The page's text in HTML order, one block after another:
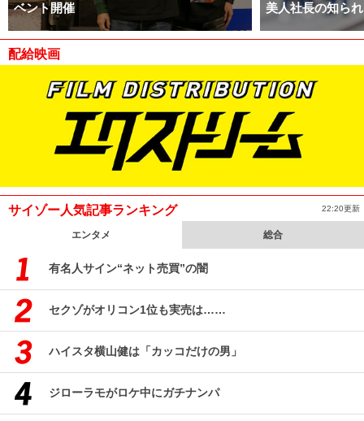
ベント開催
美人社長の知ら
配給映画
サイゾー人気記事ランキング 22:20更新
エンタメ 総合
有名人サイン“ネット売買”の闇
セクゾがオリコン1位も実売は……
ハイスタ横山健は「カッコだけの男」
ジローラモがロケ中にガチナンパ